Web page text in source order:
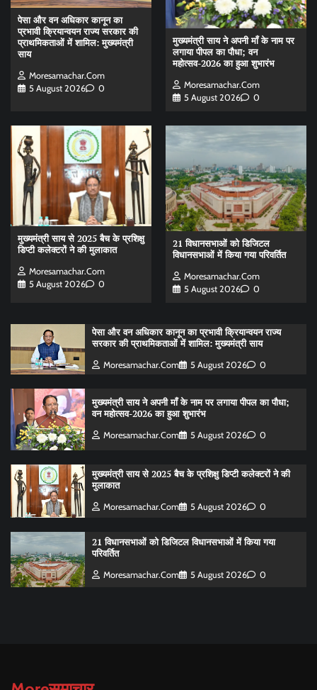
पेसा और वन अधिकार कानून का
प्रभावी क्रियान्वयन राज्य सरकार की
प्राथमिकताओं में शामिल: मुख्यमंत्री
साय
Moresamachar.com
5 August 2026
0
मुख्यमंत्री साय ने अपनी माँ के नाम पर
लगाया पीपल का पौधा; वन
महोत्सव-2026 का हुआ शुभारंभ
Moresamachar.com
5 August 2026
0
मुख्यमंत्री साय से 2025 बैच के प्रशिक्षु
डिप्टी कलेक्टरों ने की मुलाकात
Moresamachar.com
5 August 2026
0
21 विधानसभाओं को डिजिटल
विधानसभाओं में किया गया परिवर्तित
Moresamachar.com
5 August 2026
0
पेसा और वन अधिकार कानून का प्रभावी क्रियान्वयन राज्य
सरकार की प्राथमिकताओं में शामिल: मुख्यमंत्री साय
Moresamachar.com 5 August 2026 0
मुख्यमंत्री साय ने अपनी माँ के नाम पर लगाया पीपल का पौधा;
वन महोत्सव-2026 का हुआ शुभारंभ
Moresamachar.com 5 August 2026 0
मुख्यमंत्री साय से 2025 बैच के प्रशिक्षु डिप्टी कलेक्टरों ने की
मुलाकात
Moresamachar.com 5 August 2026 0
21 विधानसभाओं को डिजिटल विधानसभाओं में किया गया
परिवर्तित
Moresamachar.com 5 August 2026 0